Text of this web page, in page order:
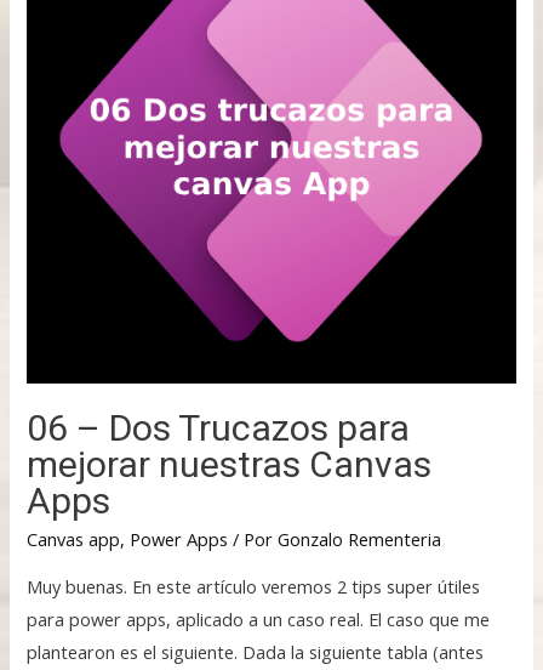
06 – Dos Trucazos para
mejorar nuestras Canvas
Apps
Canvas app, Power Apps / PorGonzalo Rementeria
Muy buenas. En este artículo veremos 2 tips super útiles
para power apps, aplicado a un caso real. El caso que me
plantearon es el siguiente. Dada la siguiente tabla (antes